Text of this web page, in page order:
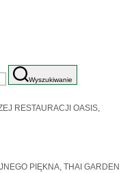
Wyszukiwanie
RESTAURACJI OASIS,
PIĘKNA, THAI GARDEN